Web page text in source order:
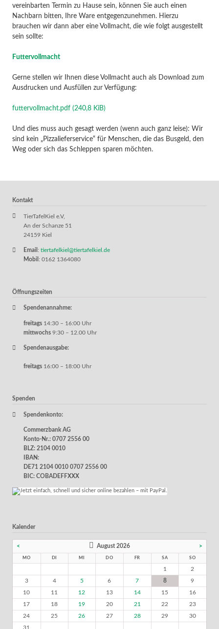
vereinbarten Termin zu Hause sein, können Sie auch einen
Nachbarn bitten, Ihre Ware entgegenzunehmen. Hierzu
brauchen wir dann aber eine Vollmacht, die wie folgt ausgestellt
sein sollte:
Futtervollmacht
Gerne stellen wir Ihnen diese Vollmacht auch als Download zum
Ausdrucken und Ausfüllen zur Verfügung:
futtervollmacht.pdf (240,8 KiB)
Und dies muss auch gesagt werden (wenn auch ganz leise): Wir
sind kein „Pizzalieferservice“ für Menschen, die das Busgeld, den
Weg oder sich das Schleppen sparen möchten.
Kontakt
TierTafelKiel e.V,
An der Schanze 51
24159 Kiel
Email : tiertafelkiel@tiertafelkiel.de
Mobil : 0162 1364080
Öffnungszeiten
Spendenannahme:
freitags 14:30 – 16:00 Uhr
mittwochs 9:30 – 12.00 Uhr
Spendenausgabe:
freitags 16:00 – 18:00 Uhr
Spenden
Spendenkonto:
Commerzbank AG
Konto-Nr.: 0707 2556 00
BLZ: 2104 0010
IBAN:
DE71 2104 0010 0707 2556 00
BIC: COBADEFFXXX
Kalender
< August 2026 >
MO DI MI DO FR SA SO
1
2
3
4 5 6 7 8
9
10
11 12 13 14 15
16
17
18 19 20 21 22
23
24
25 26 27 28 29
30
31